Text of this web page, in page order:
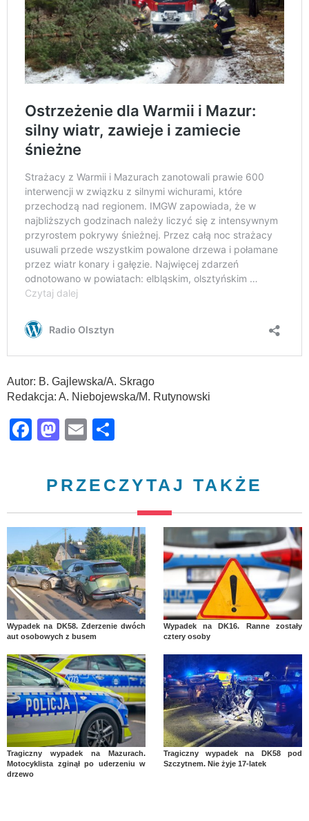
Autor: B. Gajlewska/A. Skrago
Redakcja: A. Niebojewska/M. Rutynowski
Facebook
Mastodon
Email
PRZECZYTAJ TAKŻE
Wypadek na DK58. Zderzenie dwóch
aut osobowych z busem
Wypadek na DK16. Ranne zostały
cztery osoby
Tragiczny wypadek na Mazurach.
Motocyklista zginął po uderzeniu w
drzewo
Tragiczny wypadek na DK58 pod
Szczytnem. Nie żyje 17-latek